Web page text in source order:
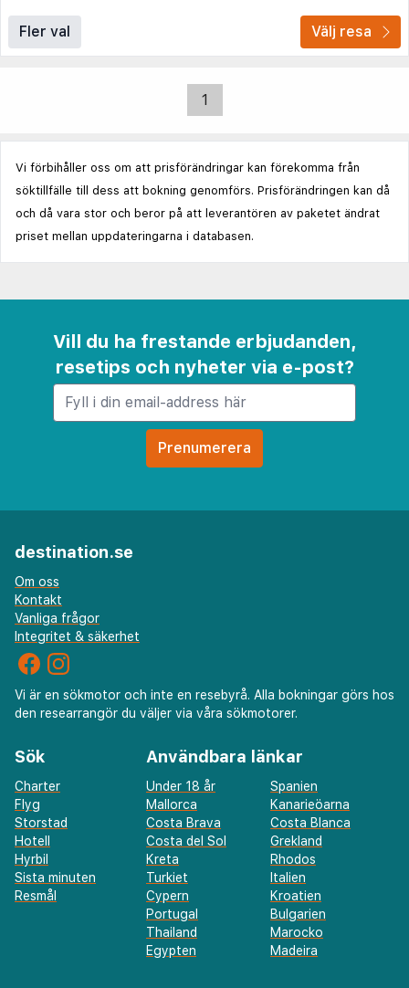
Fler val Välj resa
1
Vi förbihåller oss om att prisförändringar kan förekomma från
söktillfälle till dess att bokning genomförs. Prisförändringen kan då
och då vara stor och beror på att leverantören av paketet ändrat
priset mellan uppdateringarna i databasen.
Vill du ha frestande erbjudanden,
resetips och nyheter via e-post?
destination.se
Om oss
Kontakt
Vanliga frågor
Integritet & säkerhet
Vi är en sökmotor och inte en resebyrå. Alla bokningar görs hos
den researrangör du väljer via våra sökmotorer.
Sök
Charter
Flyg
Storstad
Hotell
Hyrbil
Sista minuten
Resmål
Användbara länkar
Under 18 år
Spanien
Mallorca
Kanarieöarna
Costa Brava
Costa Blanca
Costa del Sol
Grekland
Kreta
Rhodos
Turkiet
Italien
Cypern
Kroatien
Portugal
Bulgarien
Thailand
Marocko
Egypten
Madeira